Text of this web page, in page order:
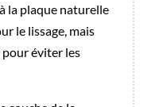
la plaque naturelle
le lissage, mais
éviter les